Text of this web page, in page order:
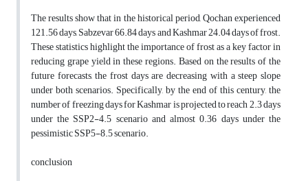
The results show that in the historical period, Qochan experienced
121.56 days, Sabzevar 66.84 days and Kashmar 24.04 days of frost.
These statistics highlight the importance of frost as a key factor in
reducing grape yield in these regions. Based on the results of the
future forecasts, the frost days are decreasing with a steep slope
under both scenarios. Specifically, by the end of this century, the
number of freezing days for Kashmar is projected to reach 2.3 days
under the SSP2-4.5 scenario and almost 0.36 days under the
pessimistic SSP5-8.5 scenario.
conclusion